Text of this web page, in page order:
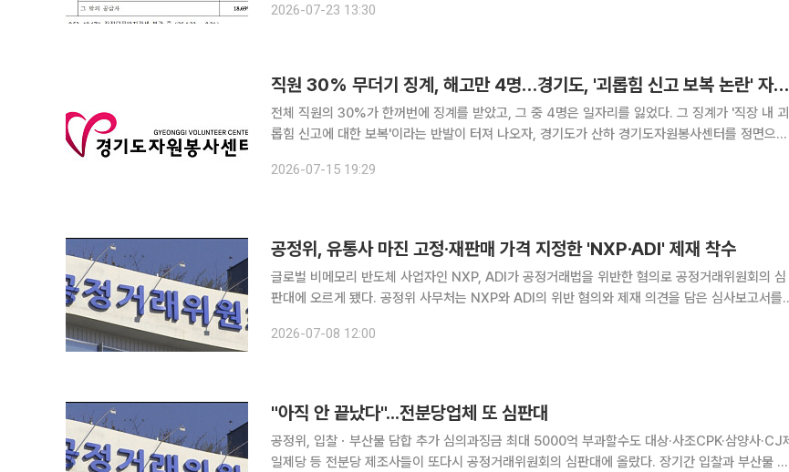
원회를 열고 중국산 부틸 아크릴레이트에 대한 덤핑조사 최종판정 1
2026-07-23 13:30
직원 30% 무더기 징계, 해고만 4명…경기도, '괴롭힘 신고 보복 논란' 자원봉사센터 정조준
전체 직원의 30%가 한꺼번에 징계를 받았고, 그 중 4명은 일자리를 잃었다. 그 징계가 '직장 내 괴
롭힘 신고에 대한 보복'이라는 반발이 터져 나오자, 경기도가 산하 경기도자원봉사센터를 정면으로
15일 이투데이 취재를 종합하면 경기도는 인사위원회 운영과 직
2026-07-15 19:29
공정위, 유통사 마진 고정·재판매 가격 지정한 'NXP·ADI' 제재 착수
글로벌 비메모리 반도체 사업자인 NXP, ADI가 공정거래법을 위반한 혐의로 공정거래위원회의 심
판대에 오르게 됐다. 공정위 사무처는 NXP와 ADI의 위반 혐의와 제재 의견을 담은 심사보고서를
행위 사실과 제재 의견을 담은 문서로, 형사소송의 공소장에 해당
2026-07-08 12:00
"아직 안 끝났다"...전분당업체 또 심판대
공정위, 입찰ㆍ부산물 담합 추가 심의과징금 최대 5000억 부과할수도 대상·사조CPK·삼양사·CJ제
일제당 등 전분당 제조사들이 또다시 공정거래위원회의 심판대에 올랐다. 장기간 입찰과 부산물 가